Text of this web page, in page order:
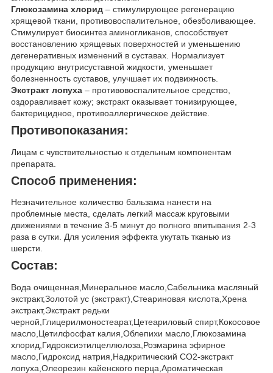
Глюкозамина хлорид – стимулирующее регенерацию
хрящевой ткани, противовоспалительное, обезболивающее.
Стимулирует биосинтез аминогликанов, способствует
восстановлению хрящевых поверхностей и уменьшению
дегенеративных изменений в суставах. Нормализует
продукцию внутрисуставной жидкости, уменьшает
болезненность суставов, улучшает их подвижность.
Экстракт лопуха – противовоспалительное средство,
оздоравливает кожу; экстракт оказывает тонизирующее,
бактерицидное, противоаллергическое действие.
Противопоказания:
Лицам с чувствительностью к отдельным компонентам
препарата.
Способ применения:
Незначительное количество бальзама нанести на
проблемные места, сделать легкий массаж круговыми
движениями в течение 3-5 минут до полного впитывания 2-3
раза в сутки. Для усиления эффекта укутать тканью из
шерсти.
Состав:
Вода очищенная,Минеральное масло,Сабельника масляный
экстракт,Золотой ус (экстракт),Стеариновая кислота,Хрена
экстракт,Экстракт редьки
черной,Глицерилмоностеарат,Цетеариловый спирт,Кокосовое
масло,Цетилфосфат калия,Облепихи масло,Глюкозамина
хлорид,Гидроксиэтилцеллюлоза,Розмарина эфирное
масло,Гидроксид натрия,Надкритический СО2-экстракт
лопуха,Олеорезин кайенского перца,Ароматическая